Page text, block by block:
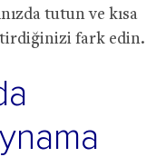
tutun ve kısa
fark edin.